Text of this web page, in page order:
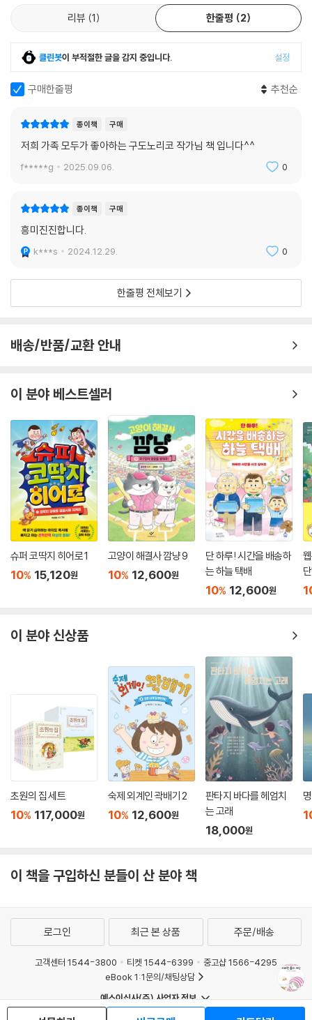
● 엉뚱하고 유쾌한 상상력, 터져 나오는 웃음
는 시바견까지…….
〈마르가리타의 모험〉은 엉뚱한 발상과 기발한 이야기로 가득한 동화입니
인 ‘마르가리타의 세계’로 끌어당기지요. 독자들은 기상천외한 이야기들로
가득한 ‘마르가리타의 세계’에서, 딱딱한 고정관념에서 벗어나 마음껏 웃
고 즐거워하며 유쾌한 독서 경험을 할 수 있습니다.
〈마르가리타의 모험〉 시리즈의 작가 구도 노리코는 〈우당탕탕 야옹이〉 시
리즈, 〈삐악삐악〉 시리즈 등으로 일본뿐만 아니라 한국에서도 큰 인기를 끌
이 조화를 이루는 독특한 스타일이 구도 노리코 작가의 가장 큰 장점이지
품입니다. 곰 마르가리타와 꿀벌 마르첼로, 두 주인공의 모습은 개성 강한
기하게 표현되었어요. 따뜻하고 사랑스러운 그림과 간결하고 유머러스한
이야기가 만나 완성된 특별한 구도 노리코표 동화책입니다.
● 매력에 풍덩 빠지는 구도 노리코의 동화책
〈마르가리타의 모험〉 시리즈는 구도 노리코가 쓰고 그린 동화책 시리즈입
니다. 짧고 쉬운 글과 사랑스러운 그림으로 이루어진 이 동화 시리즈는 막
글 읽기를 시작한 어린이들도 부담 없이 재미있게 읽을 수 있는 호흡과 분
량으로 구성되었어요.
그림책에서 보여 준 구도 노리코 스타일의 장점을 그대로 가지면서도 간결
한 글과 재미있는 그림이 조화롭게 어우러져 쉽게 읽을 수 있는 동화이기
때문에, 구도 노리코의 그림책을 좋아하던 기존의 독자 중 그림책보다 호
1학년 2학기 국어 8. 느끼고 표현해요
1학년 2학기 통합 23. 그림책에서 만나는 이야기
2학년 1학기 국어 5. 마음을 짐작해요
리뷰 1 한줄평 2
클린봇이 부적절한 글을 감지 중입니다. 설정
구매한줄평 추천순
종이책 구매
저희 가족 모두가 좋아하는 구도노리코 작가님 책 입니다^^
f*****g 2025.09.06. 0
종이책 구매
흥미진진합니다.
k***s 2024.12.29. 0
한줄평 전체보기
배송/반품/교환 안내
이 분야 베스트셀러
슈퍼 코딱지 히어로 1
10% 15,120원
고양이 해결사 깜냥 9
10% 12,600원
단 하루! 시간을 배송하
는 하늘 택배
10% 12,600원
이 분야 신상품
초원의 집 세트
10% 117,000원
숙제 외계인 곽배기 2
10% 12,600원
판타지 바다를 헤엄치
는 고래
18,000원
이 책을 구입하신 분들이 산 분야 책
로그인 최근 본 상품 주문/배송
고객센터 1544-3800 티켓 1544-6399
중고샵 1566-4295
eBook 1:1문의/채팅상담
예스이십사(주) 사업자 정보
이용약관
개인정보처리방침 청소년보호정책